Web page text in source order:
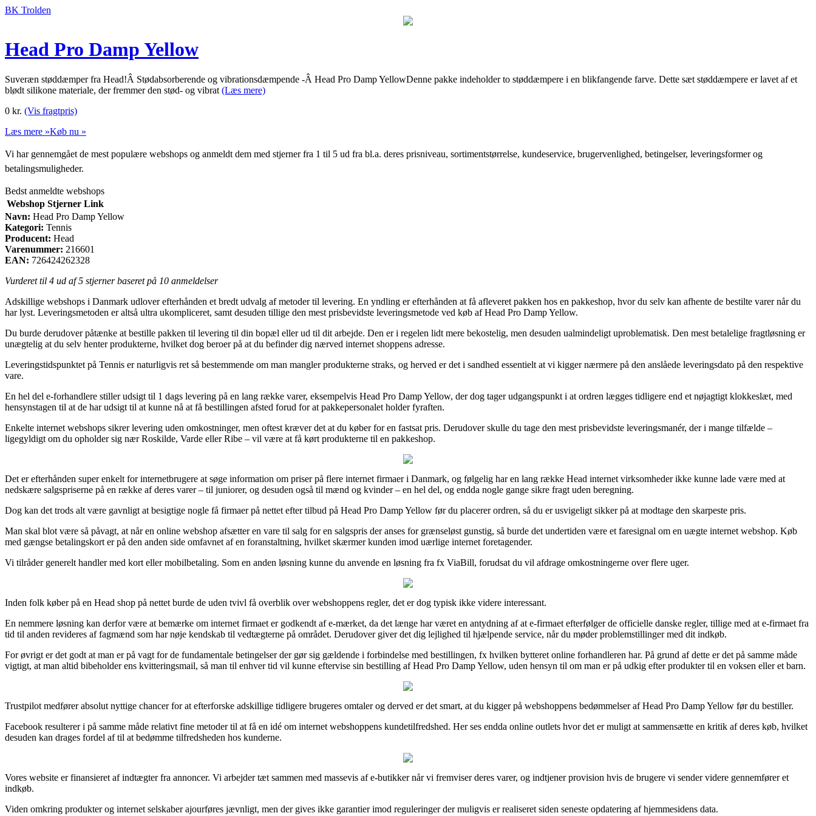
BK Trolden
Head Pro Damp Yellow
Suveræn støddæmper fra Head!Â Stødabsorberende og vibrationsdæmpende -Â Head Pro Damp YellowDenne pakke indeholder to støddæmpere i en blikfangende farve. Dette sæt støddæmpere er lavet af et
blødt silikone materiale, der fremmer den stød- og vibrat (Læs mere)
0 kr. (Vis fragtpris)
Læs mere »Køb nu »
Vi har gennemgået de mest populære webshops og anmeldt dem med stjerner fra 1 til 5 ud fra bl.a. deres prisniveau, sortimentstørrelse, kundeservice, brugervenlighed, betingelser, leveringsformer og
betalingsmuligheder.
Bedst anmeldte webshops
Webshop Stjerner Link
Navn: Head Pro Damp Yellow
Kategori: Tennis
Producent: Head
Varenummer: 216601
EAN: 726424262328
Vurderet til 4 ud af 5 stjerner baseret på 10 anmeldelser
Adskillige webshops i Danmark udlover efterhånden et bredt udvalg af metoder til levering. En yndling er efterhånden at få afleveret pakken hos en pakkeshop, hvor du selv kan afhente de bestilte varer når du
har lyst. Leveringsmetoden er altså ultra ukompliceret, samt desuden tillige den mest prisbevidste leveringsmetode ved køb af Head Pro Damp Yellow.
Du burde derudover påtænke at bestille pakken til levering til din bopæl eller ud til dit arbejde. Den er i regelen lidt mere bekostelig, men desuden ualmindeligt uproblematisk. Den mest betalelige fragtløsning er
unægtelig at du selv henter produkterne, hvilket dog beroer på at du befinder dig nærved internet shoppens adresse.
Leveringstidspunktet på Tennis er naturligvis ret så bestemmende om man mangler produkterne straks, og herved er det i sandhed essentielt at vi kigger nærmere på den anslåede leveringsdato på den respektive
vare.
En hel del e-forhandlere stiller udsigt til 1 dags levering på en lang række varer, eksempelvis Head Pro Damp Yellow, der dog tager udgangspunkt i at ordren lægges tidligere end et nøjagtigt klokkeslæt, med
hensynstagen til at de har udsigt til at kunne nå at få bestillingen afsted forud for at pakkepersonalet holder fyraften.
Enkelte internet webshops sikrer levering uden omkostninger, men oftest kræver det at du køber for en fastsat pris. Derudover skulle du tage den mest prisbevidste leveringsmanér, der i mange tilfælde –
ligegyldigt om du opholder sig nær Roskilde, Varde eller Ribe – vil være at få kørt produkterne til en pakkeshop.
Det er efterhånden super enkelt for internetbrugere at søge information om priser på flere internet firmaer i Danmark, og følgelig har en lang række Head internet virksomheder ikke kunne lade være med at
nedskære salgspriserne på en række af deres varer – til juniorer, og desuden også til mænd og kvinder – en hel del, og endda nogle gange sikre fragt uden beregning.
Dog kan det trods alt være gavnligt at besigtige nogle få firmaer på nettet efter tilbud på Head Pro Damp Yellow før du placerer ordren, så du er usvigeligt sikker på at modtage den skarpeste pris.
Man skal blot være så påvagt, at når en online webshop afsætter en vare til salg for en salgspris der anses for grænseløst gunstig, så burde det undertiden være et faresignal om en uægte internet webshop. Køb
med gængse betalingskort er på den anden side omfavnet af en foranstaltning, hvilket skærmer kunden imod uærlige internet foretagender.
Vi tilråder generelt handler med kort eller mobilbetaling. Som en anden løsning kunne du anvende en løsning fra fx ViaBill, forudsat du vil afdrage omkostningerne over flere uger.
Inden folk køber på en Head shop på nettet burde de uden tvivl få overblik over webshoppens regler, det er dog typisk ikke videre interessant.
En nemmere løsning kan derfor være at bemærke om internet firmaet er godkendt af e-mærket, da det længe har været en antydning af at e-firmaet efterfølger de officielle danske regler, tillige med at e-firmaet fra
tid til anden revideres af fagmænd som har nøje kendskab til vedtægterne på området. Derudover giver det dig lejlighed til hjælpende service, når du møder problemstillinger med dit indkøb.
For øvrigt er det godt at man er på vagt for de fundamentale betingelser der gør sig gældende i forbindelse med bestillingen, fx hvilken bytteret online forhandleren har. På grund af dette er det på samme måde
vigtigt, at man altid bibeholder ens kvitteringsmail, så man til enhver tid vil kunne eftervise sin bestilling af Head Pro Damp Yellow, uden hensyn til om man er på udkig efter produkter til en voksen eller et barn.
Trustpilot medfører absolut nyttige chancer for at efterforske adskillige tidligere brugeres omtaler og derved er det smart, at du kigger på webshoppens bedømmelser af Head Pro Damp Yellow før du bestiller.
Facebook resulterer i på samme måde relativt fine metoder til at få en idé om internet webshoppens kundetilfredshed. Her ses endda online outlets hvor det er muligt at sammensætte en kritik af deres køb, hvilket
desuden kan drages fordel af til at bedømme tilfredsheden hos kunderne.
Vores website er finansieret af indtægter fra annoncer. Vi arbejder tæt sammen med massevis af e-butikker når vi fremviser deres varer, og indtjener provision hvis de brugere vi sender videre gennemfører et
indkøb.
Viden omkring produkter og internet selskaber ajourføres jævnligt, men der gives ikke garantier imod reguleringer der muligvis er realiseret siden seneste opdatering af hjemmesidens data.